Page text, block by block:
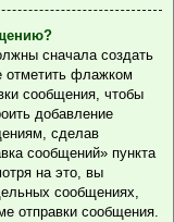
сначала создать
отметить флажком
сообщения, чтобы
добавление
сделав
сообщений» пункта
на это, вы
сообщениях,
отправки сообщения.